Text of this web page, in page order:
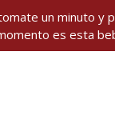
un minuto y
es esta